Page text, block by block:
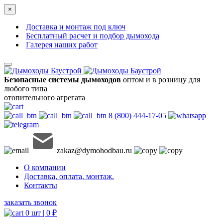
×
Доставка и монтаж под ключ
Бесплатный расчет и подбор дымохода
Галерея наших работ
Безопасные системы дымоходов оптом и в розницу для
любого типа
отопительного агрегата
8 (800) 444-17-05
zakaz@dymohodbau.ru
О компании
Доставка, оплата, монтаж.
Контакты
заказать звонок
0 шт | 0 ₽